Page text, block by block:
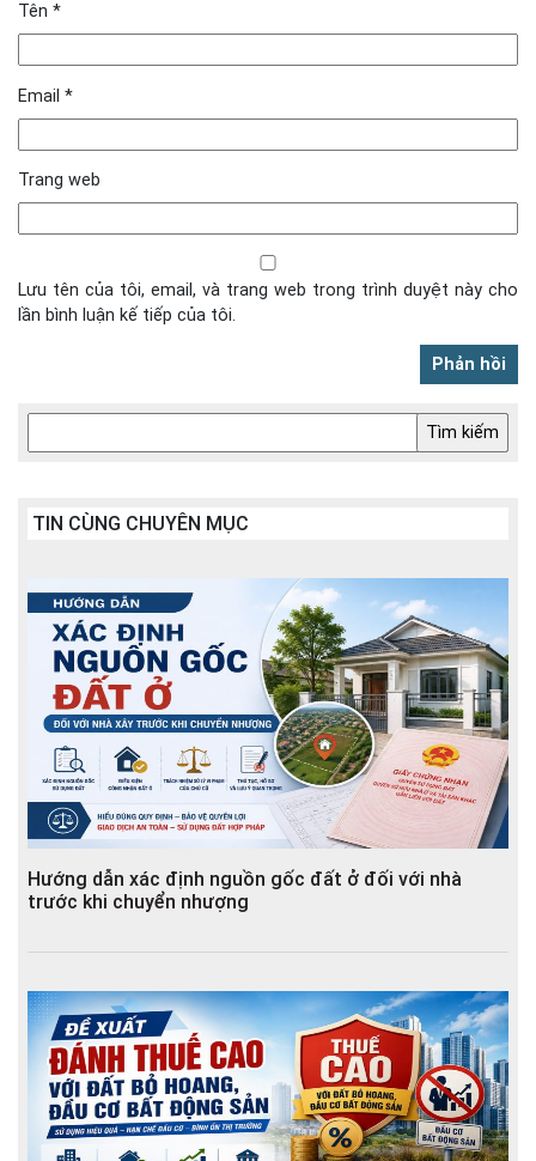
Tên *
Email *
Trang web
Lưu tên của tôi, email, và trang web trong trình duyệt này cho
lần bình luận kế tiếp của tôi.
TIN CÙNG CHUYÊN MỤC
Hướng dẫn xác định nguồn gốc đất ở đối với nhà
trước khi chuyển nhượng